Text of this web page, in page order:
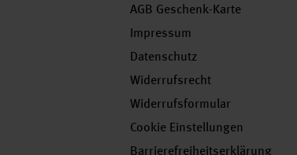
AGB Geschenk-Karte
Impressum
Datenschutz
Widerrufsrecht
Widerrufsformular
Cookie Einstellungen
Barrierefreiheitserklärung